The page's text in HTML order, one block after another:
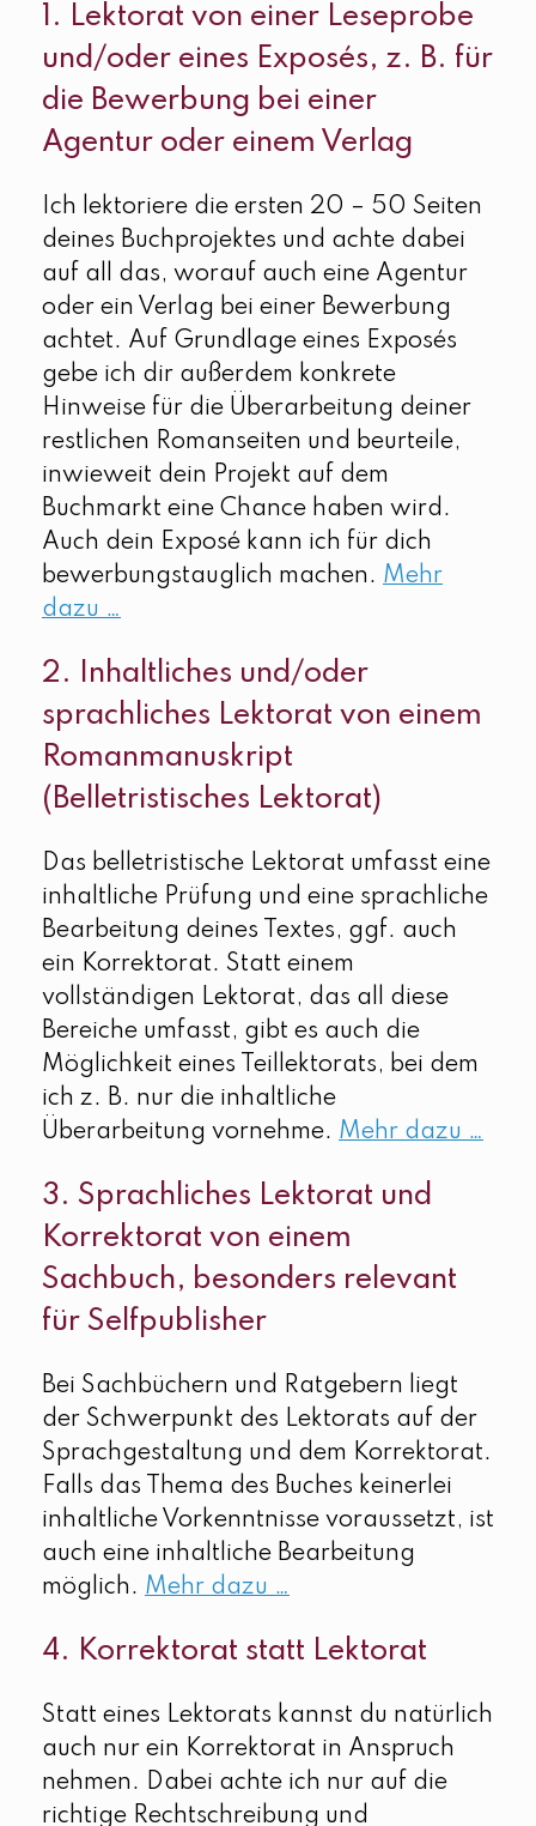
1. Lektorat von einer Leseprobe
und/oder eines Exposés, z. B. für
die Bewerbung bei einer
Agentur oder einem Verlag
Ich lektoriere die ersten 20 – 50 Seiten
deines Buchprojektes und achte dabei
auf all das, worauf auch eine Agentur
oder ein Verlag bei einer Bewerbung
achtet. Auf Grundlage eines Exposés
gebe ich dir außerdem konkrete
Hinweise für die Überarbeitung deiner
restlichen Romanseiten und beurteile,
inwieweit dein Projekt auf dem
Buchmarkt eine Chance haben wird.
Auch dein Exposé kann ich für dich
bewerbungstauglich machen. Mehr
dazu …
2. Inhaltliches und/oder
sprachliches Lektorat von einem
Romanmanuskript
(Belletristisches Lektorat)
Das belletristische Lektorat umfasst eine
inhaltliche Prüfung und eine sprachliche
Bearbeitung deines Textes, ggf. auch
ein Korrektorat. Statt einem
vollständigen Lektorat, das all diese
Bereiche umfasst, gibt es auch die
Möglichkeit eines Teillektorats, bei dem
ich z. B. nur die inhaltliche
Überarbeitung vornehme. Mehr dazu …
3. Sprachliches Lektorat und
Korrektorat von einem
Sachbuch, besonders relevant
für Selfpublisher
Bei Sachbüchern und Ratgebern liegt
der Schwerpunkt des Lektorats auf der
Sprachgestaltung und dem Korrektorat.
Falls das Thema des Buches keinerlei
inhaltliche Vorkenntnisse voraussetzt, ist
auch eine inhaltliche Bearbeitung
möglich. Mehr dazu …
4. Korrektorat statt Lektorat
Statt eines Lektorats kannst du natürlich
auch nur ein Korrektorat in Anspruch
nehmen. Dabei achte ich nur auf die
richtige Rechtschreibung und